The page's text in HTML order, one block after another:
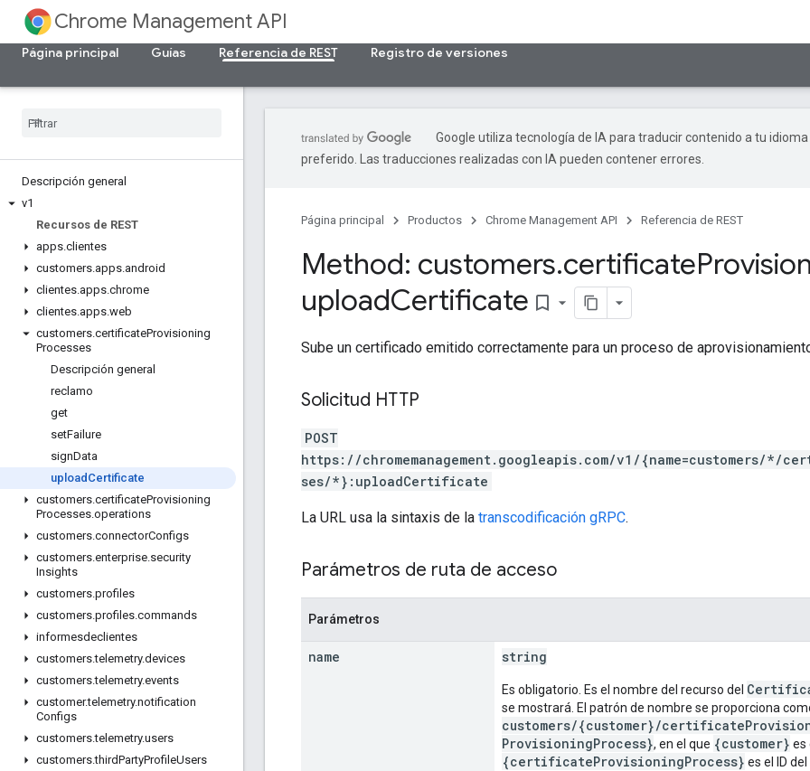
Chrome Management API
Página principal
Guías Referencia de REST Registro de versiones
Descripción general
v1
Recursos de REST
apps.clientes
customers.apps.android
clientes.apps.chrome
clientes.apps.web
customers.certificateProvisioning
Processes
Descripción general
reclamo
get
setFailure
signData
upload Certificate
customers.certificateProvisioning
Processes.operations
customers.connectorConfigs
customers.enterprise.security
Insights
customers.profiles
customers.profiles.commands
informesdeclientes
customers.telemetry.devices
customers.telemetry.events
customer.telemetry.notification
Configs
customers.telemetry.users
customers.thirdPartyProfileUsers
Google utiliza tecnología de IA para traducir contenido a tu idioma
preferido. Las traducciones realizadas con IA pueden contener errores.
Página principal Productos Chrome Management API Referencia de REST
Method: customers.certificate
uploadCertificate bookmark_border
Sube un certificado emitido correctamente para un proceso de
Solicitud HTTP
POST
https://chromemanagement.googleapis.com/v1/{name=customers/*/
ses/*}:uploadCertificate
La URL usa la sintaxis de la transcodificación gRPC.
Parámetros de ruta de acceso
Parámetros
name string
Es obligatorio. Es el nombre del recurso del
se mostrará. El patrón de nombre se proporciona
customers/{customer}/
ProvisioningProcess}, en el que {customer} es
{certificateProvisioningProcess} es el ID